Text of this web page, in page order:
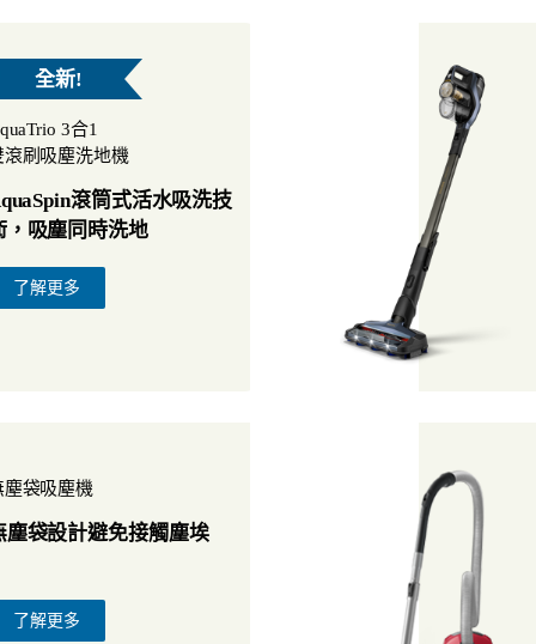
全新!
3合1
滾刷吸塵洗地機
滾筒式活水吸洗技
，吸塵同時洗地
了解更多
塵袋吸塵機
塵袋設計避免接觸塵埃
了解更多